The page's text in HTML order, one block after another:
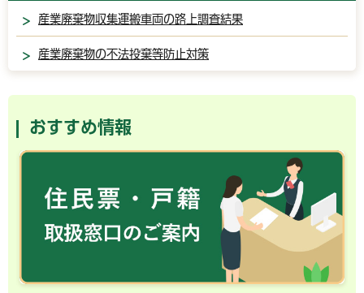
産業廃棄物収集運搬車両の路上調査結果
産業廃棄物の不法投棄等防止対策
おすすめ情報